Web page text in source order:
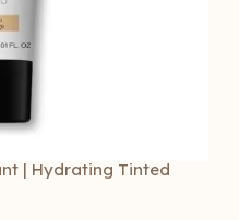
| Hydrating Tinted